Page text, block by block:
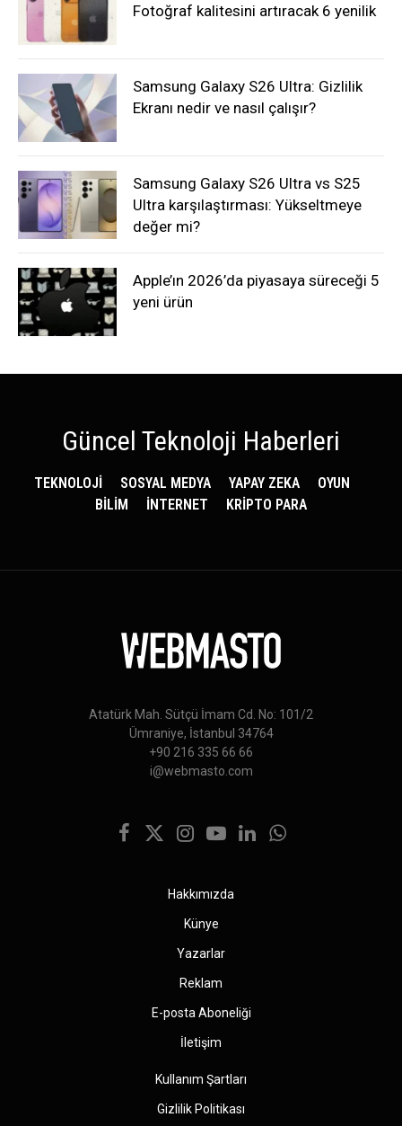
Fotoğraf kalitesini artıracak 6 yenilik
Samsung Galaxy S26 Ultra: Gizlilik
Ekranı nedir ve nasıl çalışır?
Samsung Galaxy S26 Ultra vs S25
Ultra karşılaştırması: Yükseltmeye
değer mi?
Apple’ın 2026’da piyasaya süreceği 5
yeni ürün
Güncel Teknoloji Haberleri
TEKNOLOJİ SOSYAL MEDYA YAPAY ZEKA
OYUN
BİLİM
İNTERNET KRİPTO PARA
Atatürk Mah. Sütçü İmam Cd. No: 101/2
Ümraniye, İstanbul 34764
+90 216 335 66 66
i@webmasto.com
Facebook
X
Instagram
YouTubeLinkedInWhatsApp
Hakkımızda
Künye
Yazarlar
Reklam
E-posta Aboneliği
İletişim
Kullanım Şartları
Gizlilik Politikası